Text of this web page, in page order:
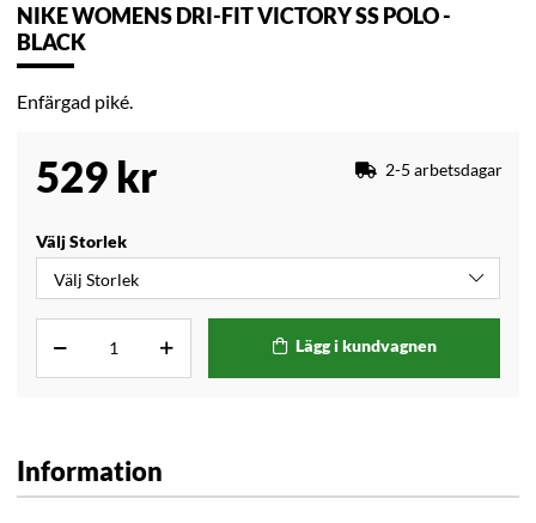
NIKE WOMENS DRI-FIT VICTORY SS POLO -
BLACK
Enfärgad piké.
529 kr 2-5 arbetsdagar
Välj Storlek
Lägg i kundvagnen
Information